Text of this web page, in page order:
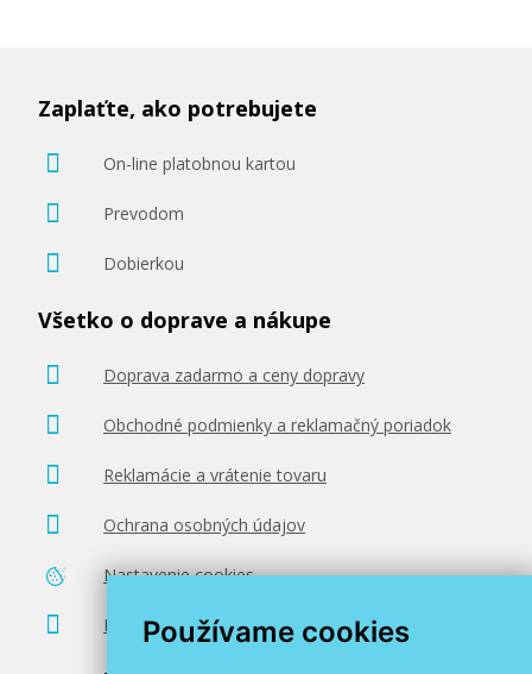
Používame cookies
Zaplaťte, ako potrebujete
On-line platobnou kartou
Prevodom
Dobierkou
Všetko o doprave a nákupe
Doprava zadarmo a ceny dopravy
Obchodné podmienky a reklamačný poriadok
Reklamácie a vrátenie tovaru
Ochrana osobných údajov
Nastavenie cookies
Poradenstvo zadarmo